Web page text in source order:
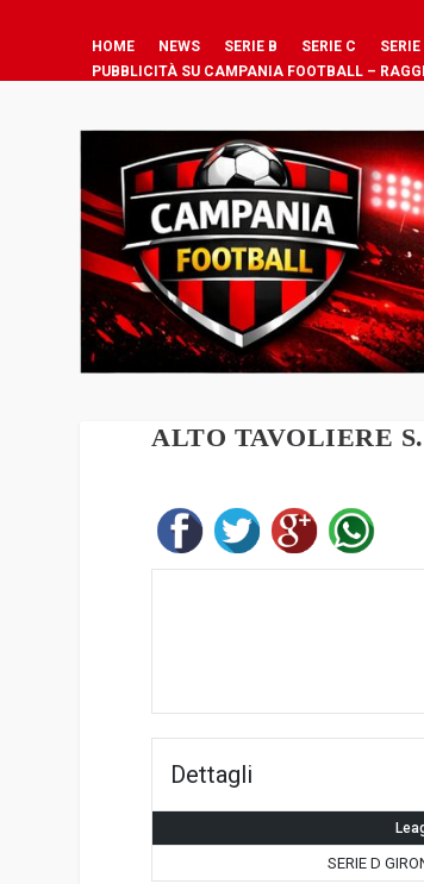
HOME NEWS SERIE B SERIE C SERIE
PUBBLICITÀ SU CAMPANIA FOOTBALL –
ALTO TAVOLIERE
Dettagli
SERIE D